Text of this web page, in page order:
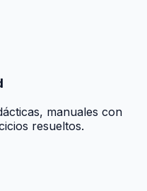
manuales con
resueltos.